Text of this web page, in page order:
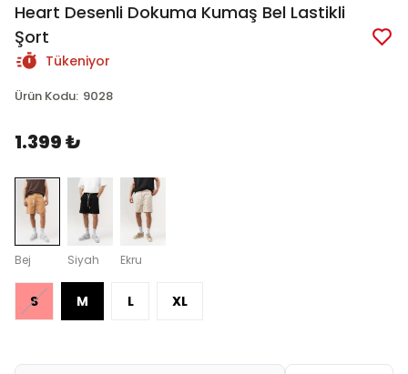
Heart Desenli Dokuma Kumaş Bel Lastikli
Şort
Tükeniyor
Ürün Kodu: 9028
1.399 ₺
Bej Siyah Ekru
S M L XL